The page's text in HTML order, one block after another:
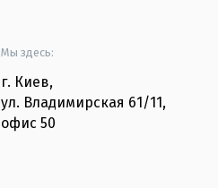
Мы здесь:
г. Киев,
ул. Владимирская 61/11,
офис 50